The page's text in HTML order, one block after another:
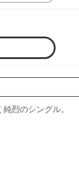
烈のシングル。